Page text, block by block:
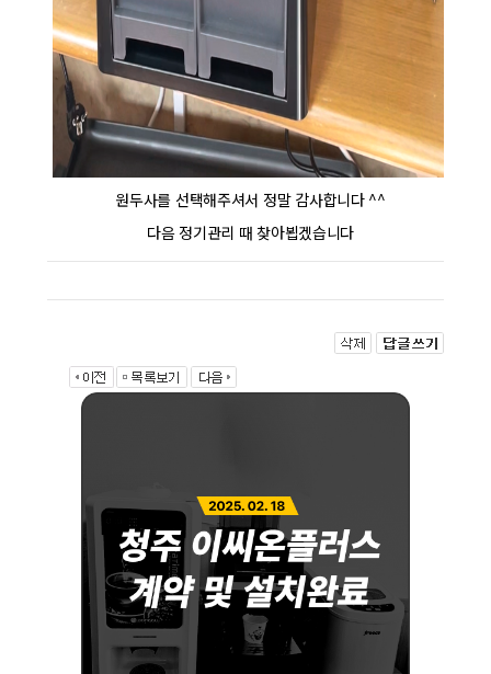
원두사를 선택해주셔서 정말 감사합니다 ^^
다음 정기관리 때 찾아뵙겠습니다